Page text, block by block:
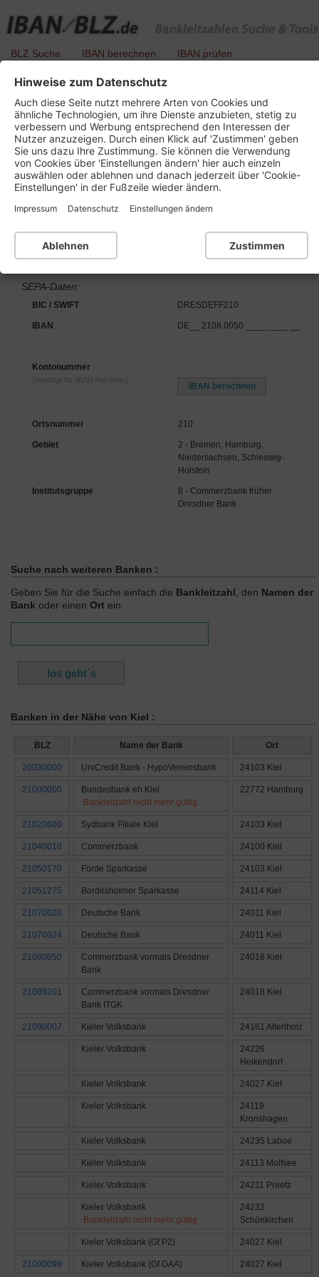
BLZ Suche IBAN berechnen IBAN prüfen
BLZ 210 800 50 - Commerzbank vormals
Dresdner Bank
Details zu dieser Bankleitzahl :
Kurzbezeichnung
BLZ 210 800 50
Institutsnummer für PAN
SEPA-Daten:
BIC / SWIFT DRESDEFF210
IBAN DE__ 2108 0050 ____ ____ __
Kontonummer
(benötigt für IBAN-Rechner)
Ortsnummer 210
Gebiet
2 - Bremen, Hamburg,
Niedersachsen, Schleswig-
Holstein
Institutsgruppe
8 - Commerzbank früher
Dresdner Bank
Suche nach weiteren Banken :
Geben Sie für die Suche einfach die Bankleitzahl , den Namen der
Bank oder einen Ort ein.
Banken in der Nähe von Kiel :
BLZ Name der Bank Ort
20030000 UniCredit Bank - HypoVereinsbank 24103 Kiel
21000000
Bundesbank eh Kiel
Bankleitzahl nicht mehr gültig
22772 Hamburg
21020600 Sydbank Filiale Kiel 24103 Kiel
21040010 Commerzbank 24100 Kiel
21050170 Förde Sparkasse 24103 Kiel
21051275 Bordesholmer Sparkasse 24114 Kiel
21070020 Deutsche Bank 24011 Kiel
21070024 Deutsche Bank 24011 Kiel
21080050
Commerzbank vormals Dresdner
Bank
24018 Kiel
21089201
Commerzbank vormals Dresdner
Bank ITGK
24018 Kiel
21090007 Kieler Volksbank 24161 Altenholz
Kieler Volksbank
24226
Heikendorf
Kieler Volksbank 24027 Kiel
Kieler Volksbank
24119
Kronshagen
Kieler Volksbank 24235 Laboe
Kieler Volksbank 24113 Molfsee
Kieler Volksbank 24211 Preetz
Kieler Volksbank
Bankleitzahl nicht mehr gültig
24232
Schönkirchen
Kieler Volksbank (Gf P2) 24027 Kiel
21090099 Kieler Volksbank (Gf GAA) 24027 Kiel
Hinweise zum Datenschutz
Auch diese Seite nutzt mehrere Arten von Cookies und
ähnliche Technologien, um ihre Dienste anzubieten, stetig zu
verbessern und Werbung entsprechend den Interessen der
Nutzer anzuzeigen. Durch einen Klick auf 'Zustimmen' geben
Sie uns dazu Ihre Zustimmung. Sie können die Verwendung
von Cookies über 'Einstellungen ändern' hier auch einzeln
auswählen oder ablehnen und danach jederzeit über 'Cookie-
Einstellungen' in der Fußzeile wieder ändern.
Impressum Datenschutz Einstellungen ändern
Ablehnen Zustimmen